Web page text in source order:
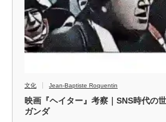
文化 Jean-Baptiste Roquentin
映画『ヘイター』考察｜SNS時代の
ガンダ